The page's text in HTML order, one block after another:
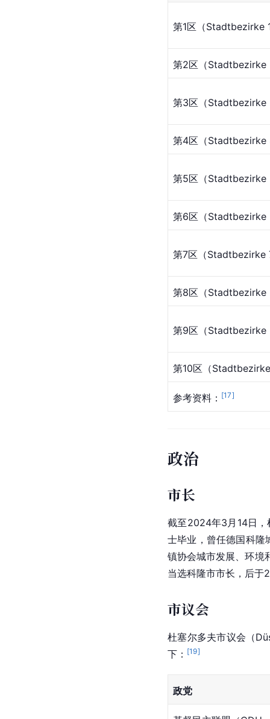
第1区（Stadtbezirke
第2区（Stadtbezirke
第3区（Stadtbezirke
第4区（Stadtbezirke
第5区（Stadtbezirke
第6区（Stadtbezirke
第7区（Stadtbezirke
第8区（Stadtbezirke
第9区（Stadtbezirke
第10区（
参考资料： [17]
政治
市长
截至2024年3月14日
士毕业，曾任德国科
镇协会城市发展、环境
当选科隆市市长，后于
市议会
杜塞尔多夫市议会（
下： [19]
政党